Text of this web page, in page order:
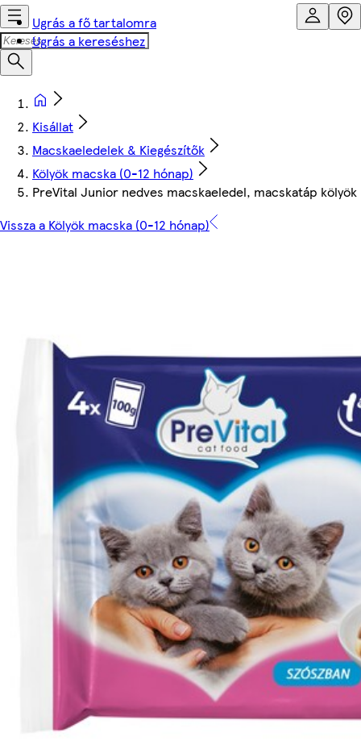
Ugrás a fő tartalomra
Ugrás a kereséshez
Kisállat
Macskaeledelek & Kiegészítők
Kölyök macska (0-12 hónap)
PreVital Junior nedves macskaeledel, macskatáp kölyök
Vissza a Kölyök macska (0-12 hónap)